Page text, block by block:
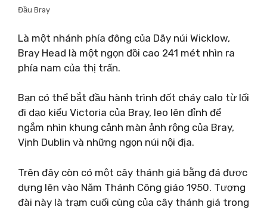
Đầu Bray
Là một nhánh phía đông của Dãy núi Wicklow,
Bray Head là một ngọn đồi cao 241 mét nhìn ra
phía nam của thị trấn.
Bạn có thể bắt đầu hành trình đốt cháy calo từ lối
đi dạo kiểu Victoria của Bray, leo lên đỉnh để
ngắm nhìn khung cảnh màn ảnh rộng của Bray,
Vịnh Dublin và những ngọn núi nội địa.
Trên đây còn có một cây thánh giá bằng đá được
dựng lên vào Năm Thánh Công giáo 1950. Tượng
đài này là trạm cuối cùng của cây thánh giá trong